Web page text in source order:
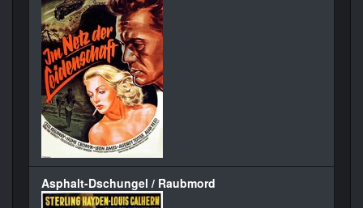
Asphalt-Dschungel / Raubmord